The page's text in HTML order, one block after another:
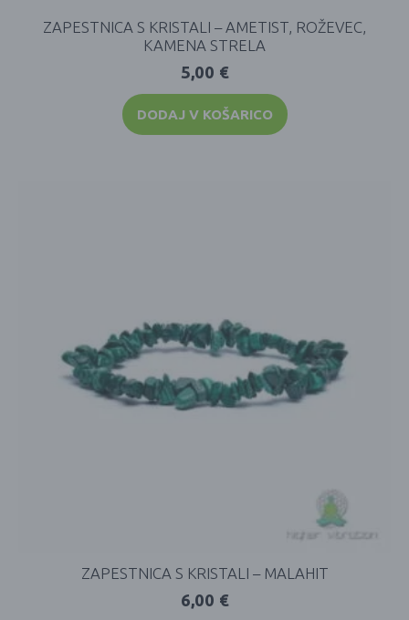
ZAPESTNICA S KRISTALI – AMETIST, ROŽEVEC,
KAMENA STRELA
5,00 €
DODAJ V KOŠARICO
ZAPESTNICA S KRISTALI – MALAHIT
6,00 €